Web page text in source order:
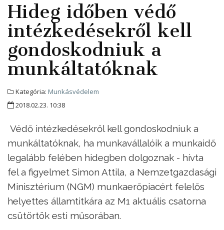
Hideg időben védő
intézkedésekről kell
gondoskodniuk a
munkáltatóknak
Kategória: Munkásvédelem
2018.02.23. 10:38
Védő intézkedésekről kell gondoskodniuk a
munkáltatóknak, ha munkavállalóik a munkaidő
legalább felében hidegben dolgoznak - hívta
fel a figyelmet Simon Attila, a Nemzetgazdasági
Minisztérium (NGM) munkaerőpiacért felelős
helyettes államtitkára az M1 aktuális csatorna
csütörtök esti műsorában.